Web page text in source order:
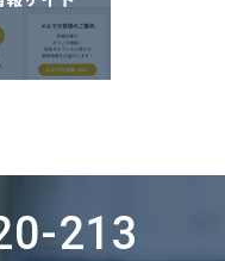
213